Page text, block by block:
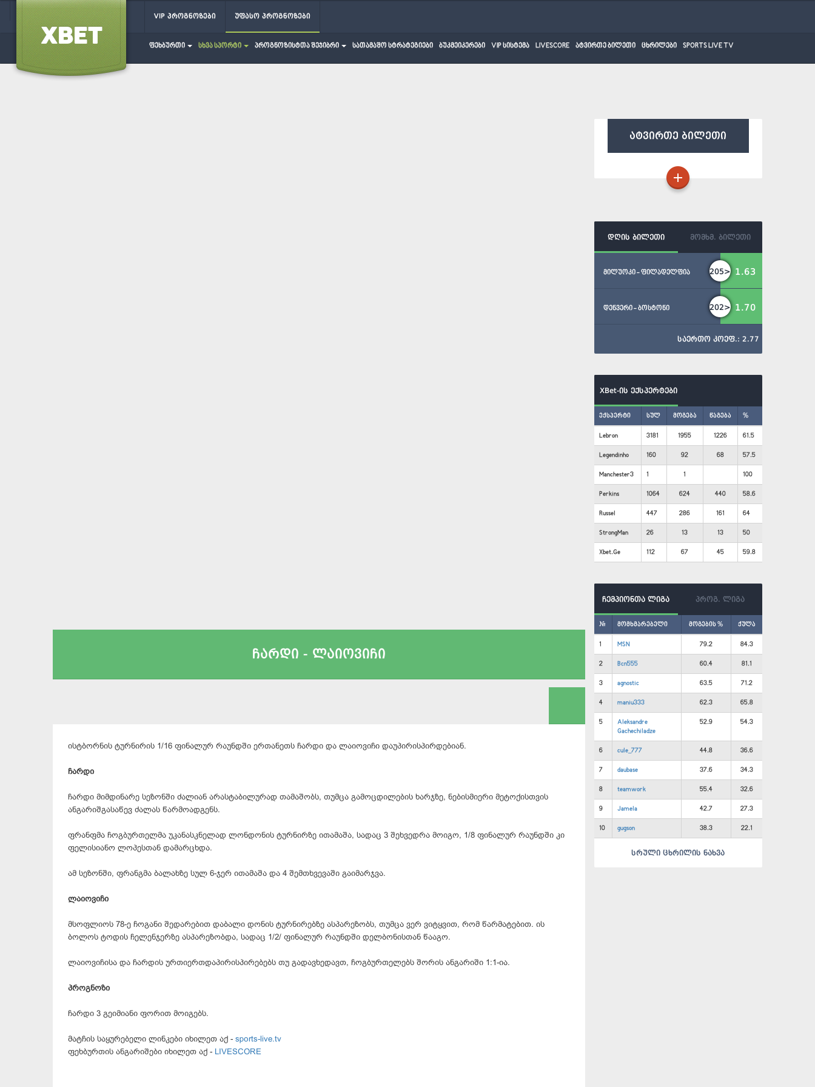
VIP პროგნოზები უფასო პროგნოზები
ფეხბურთი სხვა სპორტი პროგნოზისტთა შეჯიბრი სათამაშო სტრატეგიები ბუკმეიკერები VIP სისტემა LIVESCORE ატვირთე ბილეთი ცხრილები SPORTS LIVE TV
ჩარდი - ლაიოვიჩი
ისტბორნის ტურნირის 1/16 ფინალურ რაუნდში ერთანეთს ჩარდი და ლაიოვიჩი დაუპირისპირდებიან.
ჩარდი
ჩარდი მიმდინარე სეზონში ძალიან არასტაბილურად თამაშობს, თუმცა გამოცდილების ხარჯზე, ნებისმიერი მეტოქისთვის
ანგარიშგასაწევ ძალას წარმოადგენს.
ფრანფმა ჩოგბურთელმა უკანასკნელად ლონდონის ტურნირზე ითამაშა, სადაც 3 შეხვედრა მოიგო, 1/8 ფინალურ რაუნდში კი
ფელისიანო ლოპესთან დამარცხდა.
ამ სეზონში, ფრანგმა ბალახზე სულ 6-ჯერ ითამაშა და 4 შემთხვევაში გაიმარჯვა.
ლაიოვიჩი
მსოფლიოს 78-ე ჩოგანი შედარებით დაბალი დონის ტურნირებზე ასპარეზობს, თუმცა ვერ ვიტყვით, რომ წარმატებით. ის
ბოლოს ტოდის ჩელენჯერზე ასპარეზობდა, სადაც 1/2/ ფინალურ რაუნდში დელბონისთან წააგო.
ლაიოვიჩისა და ჩარდის ურთიერთდაპირისპირებებს თუ გადავხედავთ, ჩოგბურთელებს შორის ანგარიში 1:1-ია.
პროგნოზი
ჩარდი 3 გეიმიანი ფორით მოიგებს.
მატჩის საყურებელი ლინკები იხილეთ აქ - sports-live.tv
ფეხბურთის ანგარიშები იხილეთ აქ - LIVESCORE
ატვირთე ბილეთი
დღის ბილეთი მომხმ. ბილეთი
მილუოკი - ფილადელფია 205> 1.63
დენვერი - ბოსტონი 202> 1.70
საერთო კოეფ.: 2.77
XBet-ის ექსპერტები
ექსპერტი სულ მოგება წაგება %
Lebron 3181 1955 1226 61.5
Legendinho 160 92 68 57.5
Manchester3 1 1 100
Perkins 1064 624 440 58.6
Russel 447 286 161 64
StrongMan 26 13 13 50
Xbet.Ge 112 67 45 59.8
ჩემპიონთა ლიგა პროგ. ლიგა
# მომხმარებელი მოგების % ქულა
1 MSN 79.2 84.3
2 Bcn555 60.4 81.1
3 agnostic 63.5 71.2
4 maniu333 62.3 65.8
5
Aleksandre
Gachechiladze
52.9 54.3
6 cule_777 44.8 36.6
7 daubase 37.6 34.3
8 teamwork 55.4 32.6
9 Jamela 42.7 27.3
10 gugson 38.3 22.1
სრული ცხრილის ნახვა